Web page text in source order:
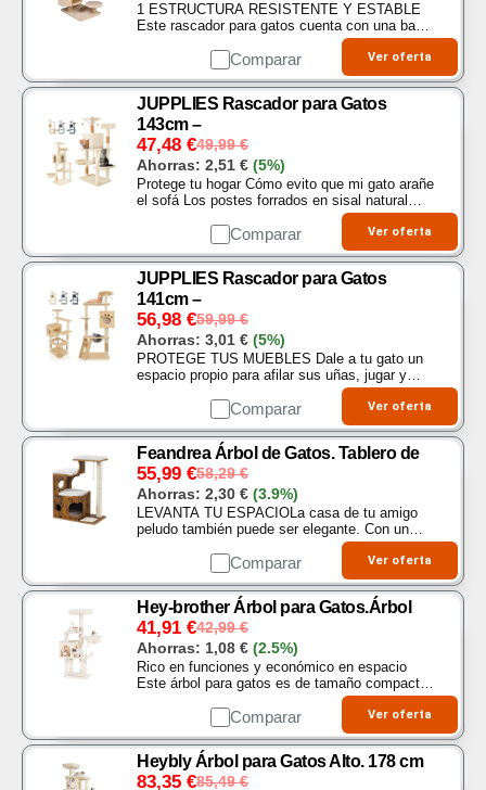
1 ESTRUCTURA RESISTENTE Y ESTABLE
Este rascador para gatos cuenta con una base
reforzada y columnas gruesas, proporcionando
seguridad y estabilidad al trepar y descansar…
Comparar Ver oferta
JUPPLIES Rascador para Gatos
143cm –
49,99€
47,48 €
Ahorras: 2,51 € (5%)
Protege tu hogar Cómo evito que mi gato arañe
el sofá Los postes forrados en sisal natural
redirigen el impulso de rascado, cuidando
muebles y alfombras desde el primer día.
Confort tipo…
Comparar Ver oferta
JUPPLIES Rascador para Gatos
141cm –
59,99€
56,98 €
Ahorras: 3,01 € (5%)
PROTEGE TUS MUEBLES Dale a tu gato un
espacio propio para afilar sus uñas, jugar y
descansar, mientras evitas que dañe tus
muebles y alfombras. Un refugio perfecto que
protege tu hogar….
Comparar Ver oferta
Feandrea Árbol de Gatos. Tablero de
58,29€
55,99 €
Ahorras: 2,30 € (3.9%)
LEVANTA TU ESPACIOLa casa de tu amigo
peludo también puede ser elegante. Con un
elegante acabado blanco nube, este moderno
árbol de gato es una adición agradable a la
vista que adorna tu…
Comparar Ver oferta
Hey-brother Árbol para Gatos.Árbol
42,99€
41,91 €
Ahorras: 1,08 € (2.5%)
Rico en funciones y económico en espacio
Este árbol para gatos es de tamaño compacto,
pero tiene muchas funciones y permite a los
gatitos liberar completamente su instinto de
Comparar Ver oferta
Heybly Árbol para Gatos Alto. 178 cm
85,49€
83,35 €